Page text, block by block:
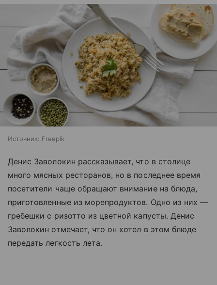
Источник: Freepik
Денис Заволокин рассказывает, что в столице
много мясных ресторанов, но в последнее время
посетители чаще обращают внимание на блюда,
приготовленные из морепродуктов. Одно из них —
гребешки с ризотто из цветной капусты. Денис
Заволокин отмечает, что он хотел в этом блюде
передать легкость лета.